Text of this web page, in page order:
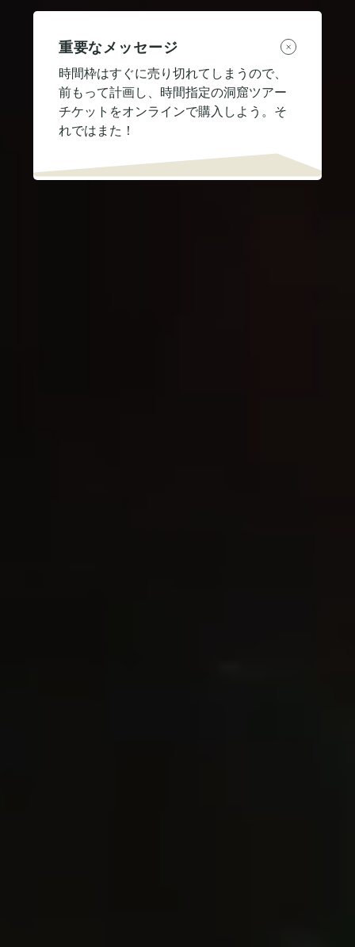
重要なメッセージ
時間枠はすぐに売り切れてしまうので、
前もって計画し、時間指定の洞窟ツアー
チケットをオンラインで購入しよう。そ
れではまた！